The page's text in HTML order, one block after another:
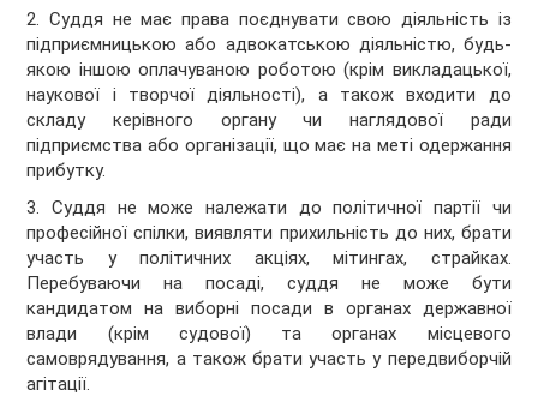
2. Суддя не має права поєднувати свою діяльність із
підприємницькою або адвокатською діяльністю, будь-
якою іншою оплачуваною роботою (крім викладацької,
наукової і творчої діяльності), а також входити до
складу керівного органу чи наглядової ради
підприємства або організації, що має на меті одержання
прибутку.
3. Суддя не може належати до політичної партії чи
професійної спілки, виявляти прихильність до них, брати
участь у політичних акціях, мітингах, страйках.
Перебуваючи на посаді, суддя не може бути
кандидатом на виборні посади в органах державної
влади (крім судової) та органах місцевого
самоврядування, а також брати участь у передвиборчій
агітації.